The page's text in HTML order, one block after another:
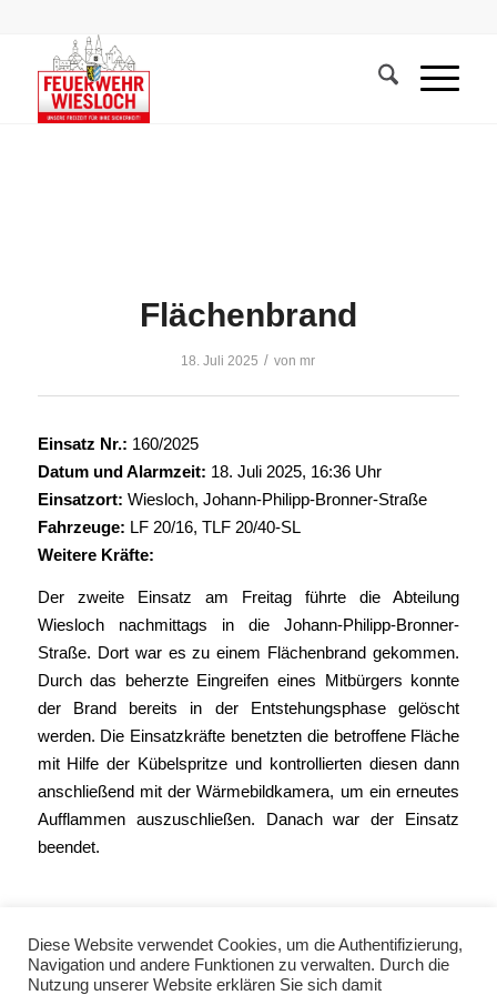
Flächenbrand
18. Juli 2025 / von mr
Einsatz Nr.: 160/2025
Datum und Alarmzeit: 18. Juli 2025, 16:36 Uhr
Einsatzort: Wiesloch, Johann-Philipp-Bronner-Straße
Fahrzeuge: LF 20/16, TLF 20/40-SL
Weitere Kräfte:
Der zweite Einsatz am Freitag führte die Abteilung
Wiesloch nachmittags in die Johann-Philipp-Bronner-
Straße. Dort war es zu einem Flächenbrand gekommen.
Durch das beherzte Eingreifen eines Mitbürgers konnte
der Brand bereits in der Entstehungsphase gelöscht
werden. Die Einsatzkräfte benetzten die betroffene Fläche
mit Hilfe der Kübelspritze und kontrollierten diesen dann
anschließend mit der Wärmebildkamera, um ein erneutes
Aufflammen auszuschließen. Danach war der Einsatz
beendet.
Diese Website verwendet Cookies, um die Authentifizierung,
Navigation und andere Funktionen zu verwalten. Durch die
Nutzung unserer Website erklären Sie sich damit